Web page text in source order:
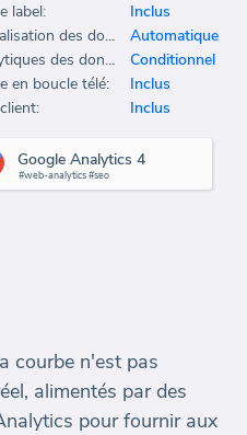
courbe n'est pas
alimentés par des
pour fournir aux
label:
Inclus
Actualisation des données:
Automatique
Analytiques des données:
Conditionnel
en boucle télé:
Inclus
Inclus
Google Analytics 4
#web-analytics #seo